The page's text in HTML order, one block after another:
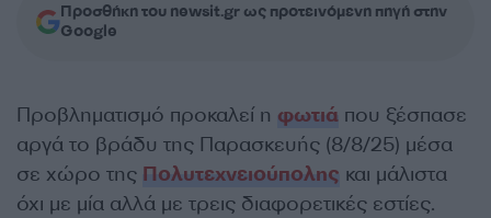
Προσθήκη του newsit.gr ως προτεινόμενη πηγή στην
Google
Προβληματισμό προκαλεί η φωτιά που ξέσπασε
αργά το βράδυ της Παρασκευής (8/8/25) μέσα
σε χώρο της Πολυτεχνειούπολης και μάλιστα
όχι με μία αλλά με τρεις διαφορετικές εστίες.